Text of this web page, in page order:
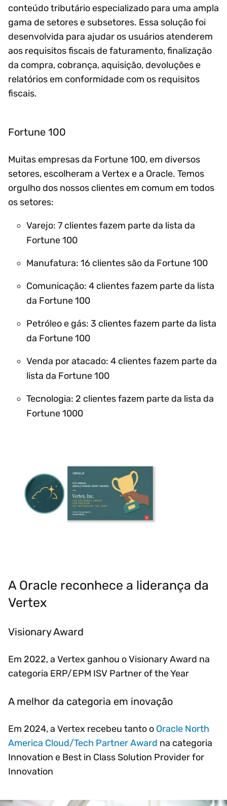
conteúdo tributário especializado para uma ampla
gama de setores e subsetores. Essa solução foi
desenvolvida para ajudar os usuários atenderem
aos requisitos fiscais de faturamento, finalização
da compra, cobrança, aquisição, devoluções e
relatórios em conformidade com os requisitos
fiscais.
Fortune 100
Muitas empresas da Fortune 100, em diversos
setores, escolheram a Vertex e a Oracle. Temos
orgulho dos nossos clientes em comum em todos
os setores:
Varejo: 7 clientes fazem parte da lista da
Fortune 100
Manufatura: 16 clientes são da Fortune 100
Comunicação: 4 clientes fazem parte da lista
da Fortune 100
Petróleo e gás: 3 clientes fazem parte da lista
da Fortune 100
Venda por atacado: 4 clientes fazem parte da
lista da Fortune 100
Tecnologia: 2 clientes fazem parte da lista da
Fortune 1000
A Oracle reconhece a liderança da
Vertex
Visionary Award
Em 2022, a Vertex ganhou o Visionary Award na
categoria ERP/EPM ISV Partner of the Year
A melhor da categoria em inovação
Em 2024, a Vertex recebeu tanto o Oracle North
America Cloud/Tech Partner Award na categoria
Innovation e Best in Class Solution Provider for
Innovation